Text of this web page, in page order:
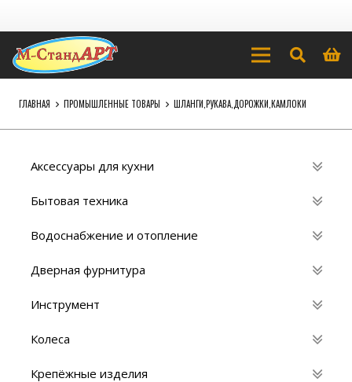
ГЛАВНАЯ ПРОМЫШЛЕННЫЕ ТОВАРЫ ШЛАНГИ,РУКАВА,ДОРОЖКИ,КАМЛОКИ
Аксессуары для кухни
Бытовая техника
Водоснабжение и отопление
Дверная фурнитура
Инструмент
Колеса
Крепёжные изделия